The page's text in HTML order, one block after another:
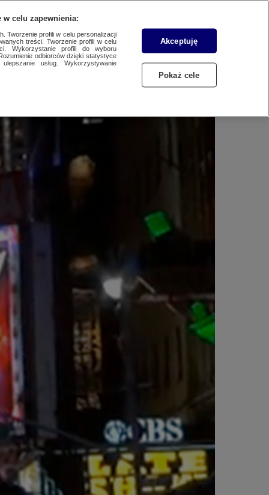
WYŚLIJ MATERIAŁ
Times Square
w celu zapewnienia:
Tworzenie profili w celu personalizacji
treści. Tworzenie profili w celu
Wykorzystanie profili do wyboru
odbiorców dzięki statystyce
usług. Wykorzystywanie
Akceptuję
Pokaż cele